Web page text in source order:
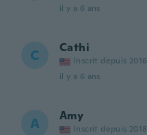
il y a 6 ans
C Cathi
Inscrit depuis 2016
il y a 6 ans
A Amy
Inscrit depuis 2018